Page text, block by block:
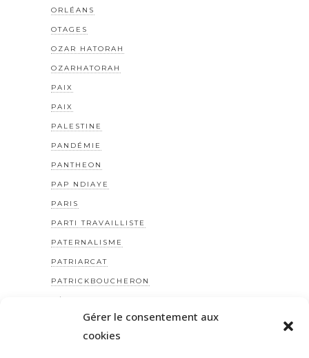
Gérer le consentement aux
cookies
ORLÉANS
OTAGES
OZAR HATORAH
OZARHATORAH
PAIX
PAIX
PALESTINE
PANDÉMIE
PANTHEON
PAP NDIAYE
PARIS
PARTI TRAVAILLISTE
PATERNALISME
PATRIARCAT
PATRICKBOUCHERON
PÉDAGOGIE
PEINEDEMORT
PERILANTISÉMITE